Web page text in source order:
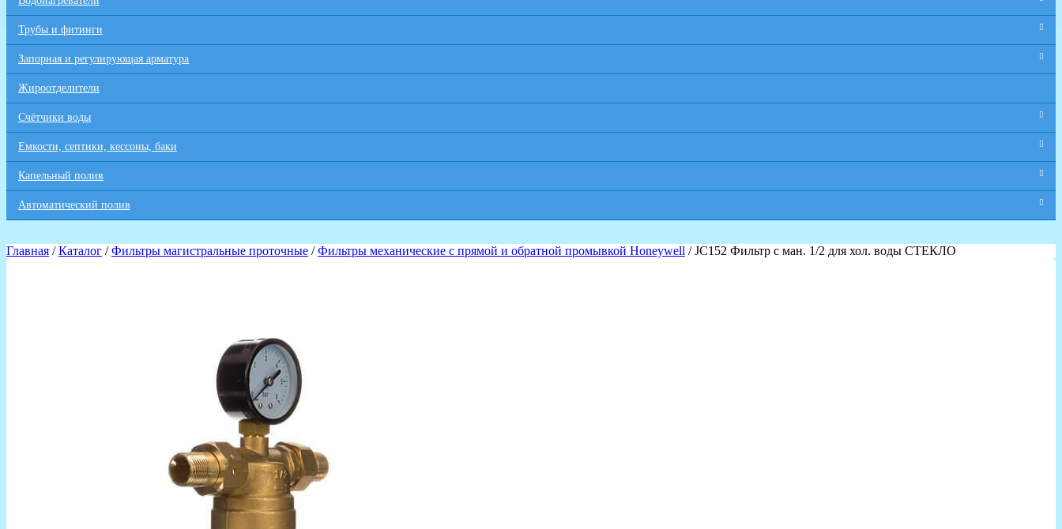
Трубы и фитинги
Запорная и регулирующая арматура
Жироотделители
Счётчики воды
Емкости, септики, кессоны, баки
Капельный полив
Автоматический полив
Главная /Каталог /Фильтры магистральные проточные /Фильтры механические с прямой и обратной промывкой Honeywell / JC152 Фильтр с ман. 1/2 для хол. воды СТЕКЛО